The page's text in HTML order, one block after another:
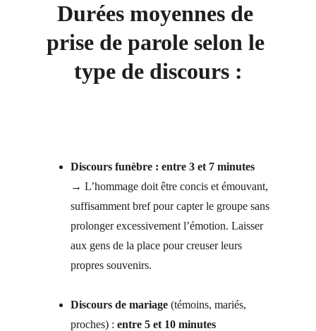
Durées moyennes de
prise de parole selon le
type de discours :
Discours funèbre : entre 3 et 7 minutes
→ L’hommage doit être concis et émouvant,
suffisamment bref pour capter le groupe sans
prolonger excessivement l’émotion. Laisser
aux gens de la place pour creuser leurs
propres souvenirs.
Discours de mariage (témoins, mariés,
proches) : entre 5 et 10 minutes